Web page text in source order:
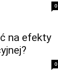
0
na efekty
0